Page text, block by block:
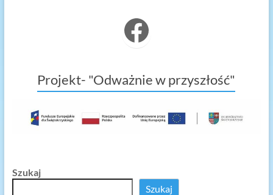
Projekt- "Odważnie w przyszłość"
Szukaj
Szukaj